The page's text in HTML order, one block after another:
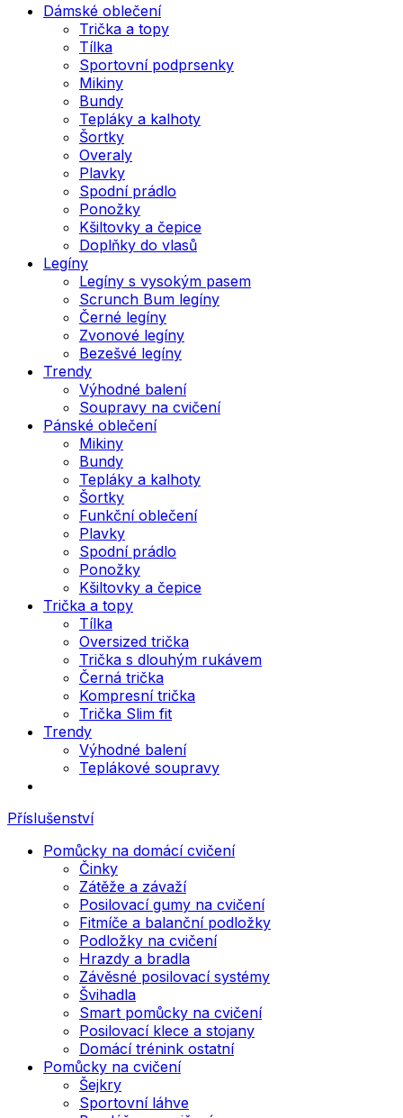
Dámské oblečení
Trička a topy
Tílka
Sportovní podprsenky
Mikiny
Bundy
Tepláky a kalhoty
Šortky
Overaly
Plavky
Spodní prádlo
Ponožky
Kšiltovky a čepice
Doplňky do vlasů
Legíny
Legíny s vysokým pasem
Scrunch Bum legíny
Černé legíny
Zvonové legíny
Bezešvé legíny
Trendy
Výhodné balení
Soupravy na cvičení
Pánské oblečení
Mikiny
Bundy
Tepláky a kalhoty
Šortky
Funkční oblečení
Plavky
Spodní prádlo
Ponožky
Kšiltovky a čepice
Trička a topy
Tílka
Oversized trička
Trička s dlouhým rukávem
Černá trička
Kompresní trička
Trička Slim fit
Trendy
Výhodné balení
Teplákové soupravy
Příslušenství
Pomůcky na domácí cvičení
Činky
Zátěže a závaží
Posilovací gumy na cvičení
Fitmíče a balanční podložky
Podložky na cvičení
Hrazdy a bradla
Závěsné posilovací systémy
Švihadla
Smart pomůcky na cvičení
Posilovací klece a stojany
Domácí trénink ostatní
Pomůcky na cvičení
Šejkry
Sportovní láhve